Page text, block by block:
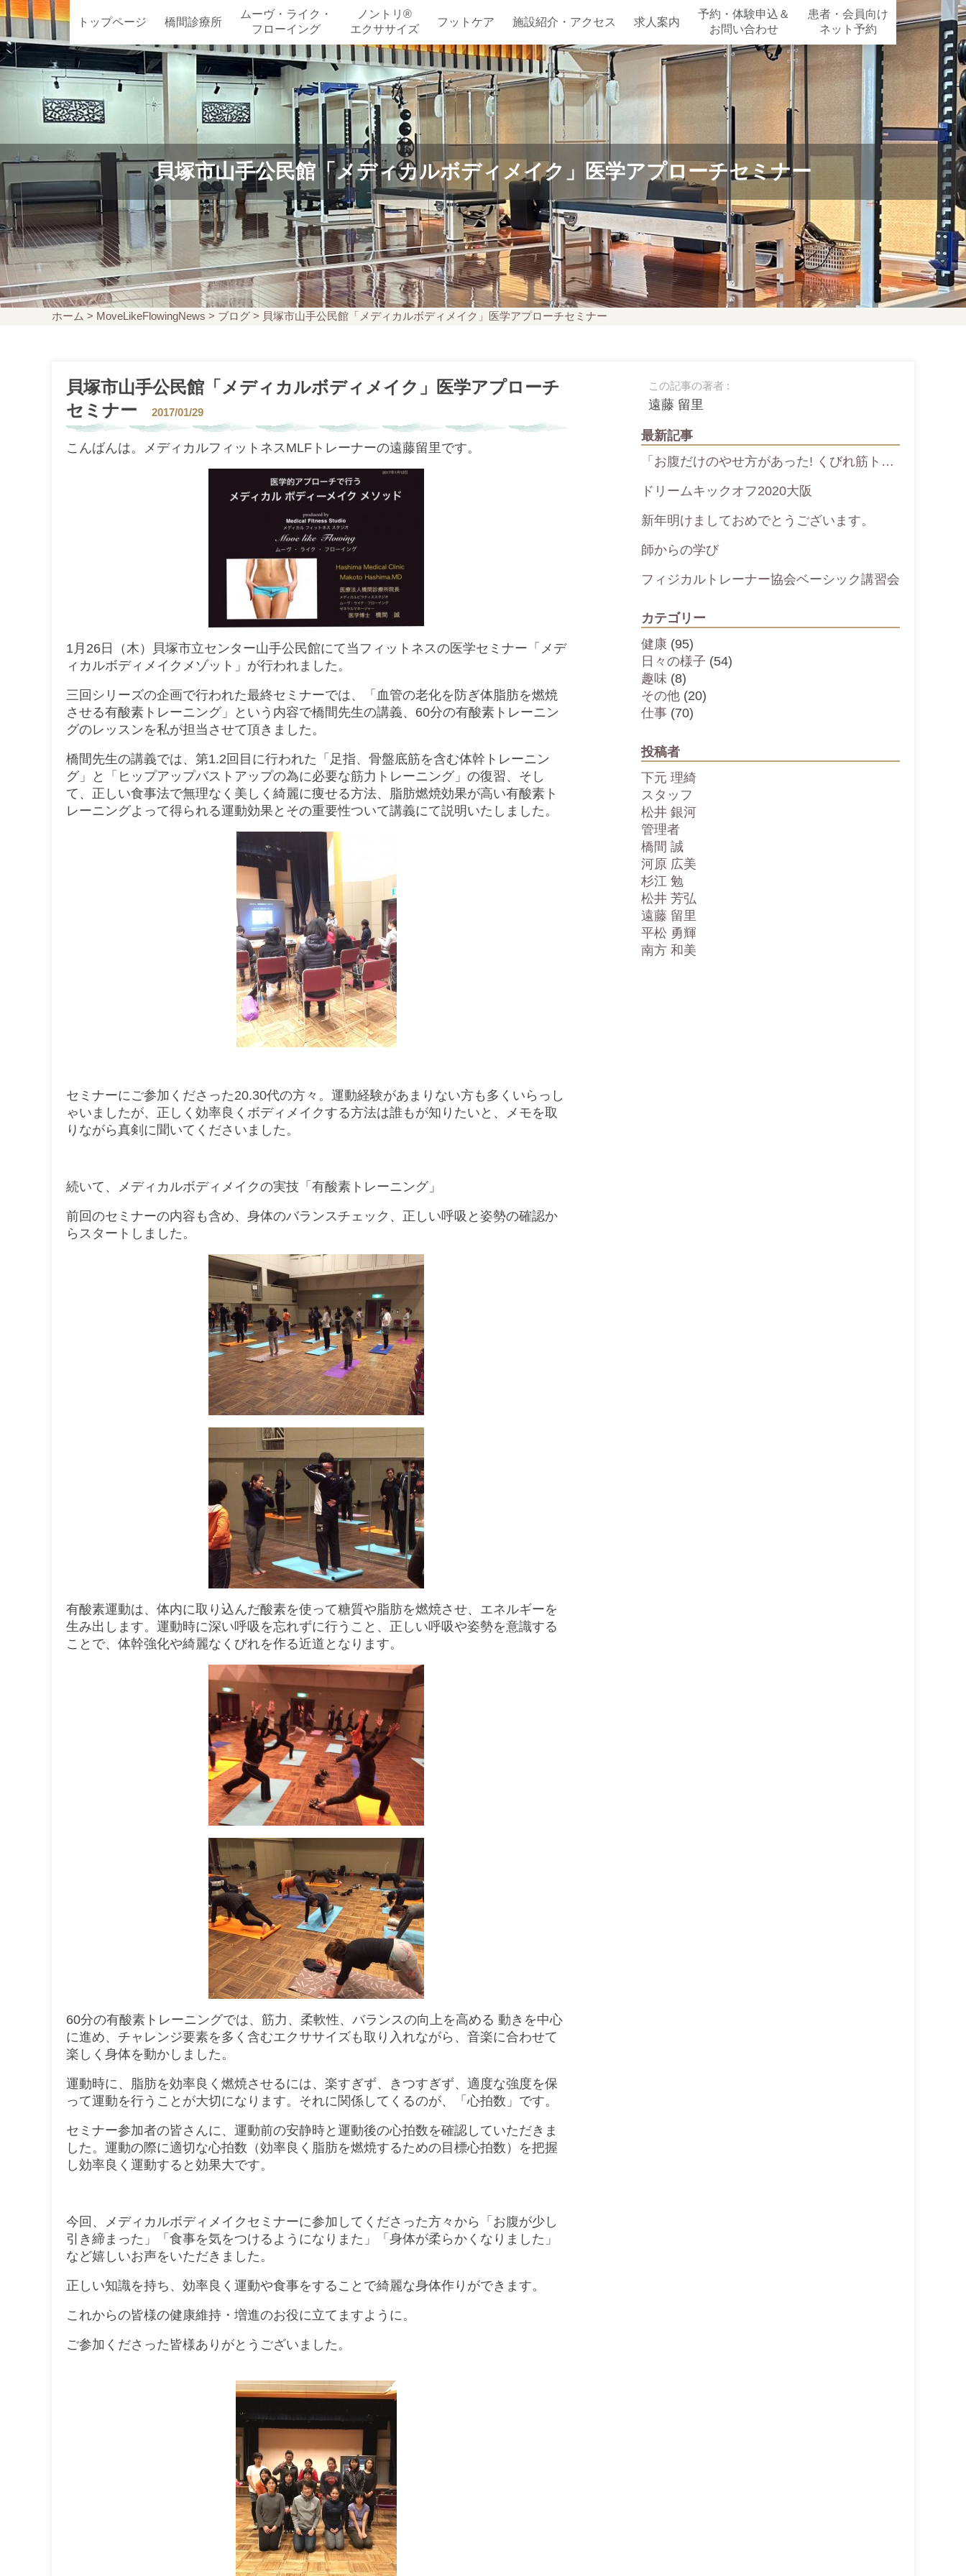
貝塚市山手公民館「メディカルボディメイク」医学アプローチセミナー
トップページ 橋間診療所
ムーヴ・ライク・
フローイング
ノントリ®
エクササイズ
フットケア 施設紹介・アクセス 求人案内
予約・体験申込＆
お問い合わせ
患者・会員向け
ネット予約
ホーム > MoveLikeFlowingNews > ブログ > 貝塚市山手公民館「メディカルボディメイク」医学アプローチセミナー
貝塚市山手公民館「メディカルボディメイク」医学アプローチ
セミナー
2017/01/29
こんばんは。メディカルフィットネスMLFトレーナーの遠藤留里です。
1月26日（木）貝塚市立センター山手公民館にて当フィットネスの医学セミナー「メデ
ィカルボディメイクメゾット」が行われました。
三回シリーズの企画で行われた最終セミナーでは、「血管の老化を防ぎ体脂肪を燃焼
させる有酸素トレーニング」という内容で橋間先生の講義、60分の有酸素トレーニン
グのレッスンを私が担当させて頂きました。
橋間先生の講義では、第1.2回目に行われた「足指、骨盤底筋を含む体幹トレーニン
グ」と「ヒップアップバストアップの為に必要な筋力トレーニング」の復習、そし
て、正しい食事法で無理なく美しく綺麗に痩せる方法、脂肪燃焼効果が高い有酸素ト
レーニングよって得られる運動効果とその重要性ついて講義にて説明いたしました。
セミナーにご参加くださった20.30代の方々。運動経験があまりない方も多くいらっし
ゃいましたが、正しく効率良くボディメイクする方法は誰もが知りたいと、メモを取
りながら真剣に聞いてくださいました。
続いて、メディカルボディメイクの実技「有酸素トレーニング」
前回のセミナーの内容も含め、身体のバランスチェック、正しい呼吸と姿勢の確認か
らスタートしました。
有酸素運動は、体内に取り込んだ酸素を使って糖質や脂肪を燃焼させ、エネルギーを
生み出します。運動時に深い呼吸を忘れずに行うこと、正しい呼吸や姿勢を意識する
ことで、体幹強化や綺麗なくびれを作る近道となります。
60分の有酸素トレーニングでは、筋力、柔軟性、バランスの向上を高める 動きを中心
に進め、チャレンジ要素を多く含むエクササイズも取り入れながら、音楽に合わせて
楽しく身体を動かしました。
運動時に、脂肪を効率良く燃焼させるには、楽すぎず、きつすぎず、適度な強度を保
って運動を行うことが大切になります。それに関係してくるのが、「心拍数」です。
セミナー参加者の皆さんに、運動前の安静時と運動後の心拍数を確認していただきま
した。運動の際に適切な心拍数（効率良く脂肪を燃焼するための目標心拍数）を把握
し効率良く運動すると効果大です。
今回、メディカルボディメイクセミナーに参加してくださった方々から「お腹が少し
引き締まった」「食事を気をつけるようになりまた」「身体が柔らかくなりました」
など嬉しいお声をいただきました。
正しい知識を持ち、効率良く運動や食事をすることで綺麗な身体作りができます。
これからの皆様の健康維持・増進のお役に立てますように。
ご参加くださった皆様ありがとうございました。
この記事の著者 :
遠藤 留里
最新記事
「お腹だけのやせ方があった! くびれ筋ト…
ドリームキックオフ2020大阪
新年明けましておめでとうございます。
師からの学び
フィジカルトレーナー協会ベーシック講習会
カテゴリー
健康 (95)
日々の様子 (54)
趣味 (8)
その他 (20)
仕事 (70)
投稿者
下元 理綺
スタッフ
松井 銀河
管理者
橋間 誠
河原 広美
杉江 勉
松井 芳弘
遠藤 留里
平松 勇輝
南方 和美